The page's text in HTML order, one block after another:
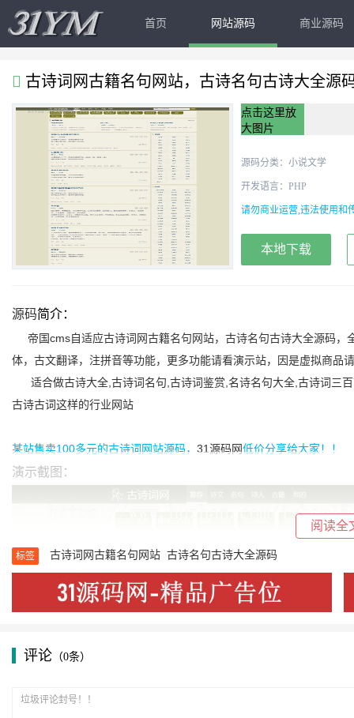
首页 网站源码 商业源码
古诗词网古籍名句网站，古诗名句古诗大全源
源码分类： 小说文学
开发语言：PHP
请勿商业运营,违法使用和
本地下载
源码简介：
帝国cms自适应古诗词网古籍名句网站，古诗名句古诗大全源码，
体，古文翻译，注拼音等功能，更多功能请看演示站，因是虚拟商品
适合做古诗大全,古诗词名句,古诗词鉴赏,名诗名句大全,古诗词三
古诗古词这样的行业网站
某站售卖100多元的古诗词网站源码， 31源码网低价分享给大家！！
演示截图：
阅读全
标签 古诗词网古籍名句网站 古诗名句古诗大全源码
评论 （0条）
点击这里放
大图片